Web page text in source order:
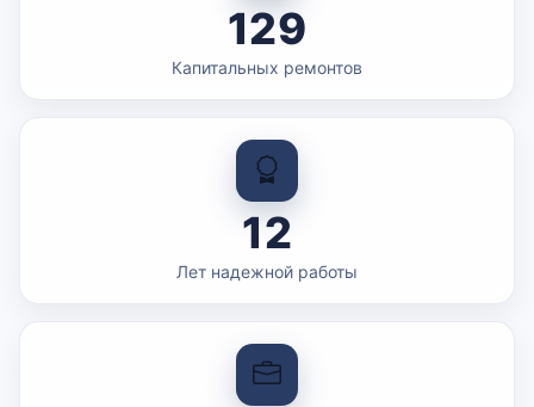
129
Капитальных ремонтов
12
Лет надежной работы